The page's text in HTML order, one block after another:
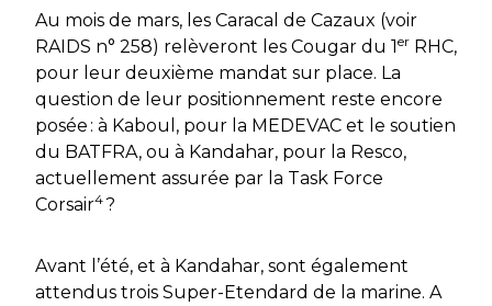
Au mois de mars, les Caracal de Cazaux (voir
RAIDS n° 258) relèveront les Cougar du 1er RHC,
pour leur deuxième mandat sur place. La
question de leur positionnement reste encore
posée : à Kaboul, pour la MEDEVAC et le soutien
du BATFRA, ou à Kandahar, pour la Resco,
actuellement assurée par la Task Force
Corsair4?
Avant l’été, et à Kandahar, sont également
attendus trois Super-Etendard de la marine. A